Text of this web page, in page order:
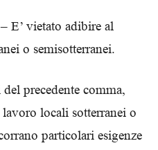
E’ vietato adibire al
o semisotterranei.
precedente comma,
lavoro locali sotterranei o
particolari esigenze